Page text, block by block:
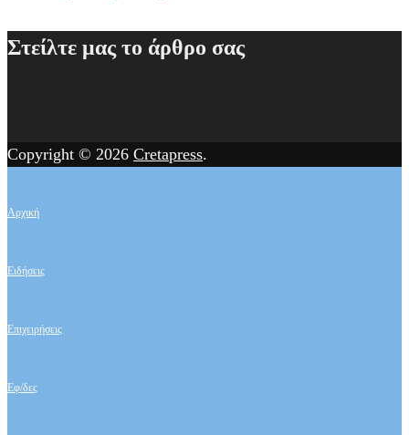
Στείλτε μας το άρθρο σας
Copyright © 2026 Cretapress.
Αρχική
Ειδήσεις
Επιχειρήσεις
Εφ/δες